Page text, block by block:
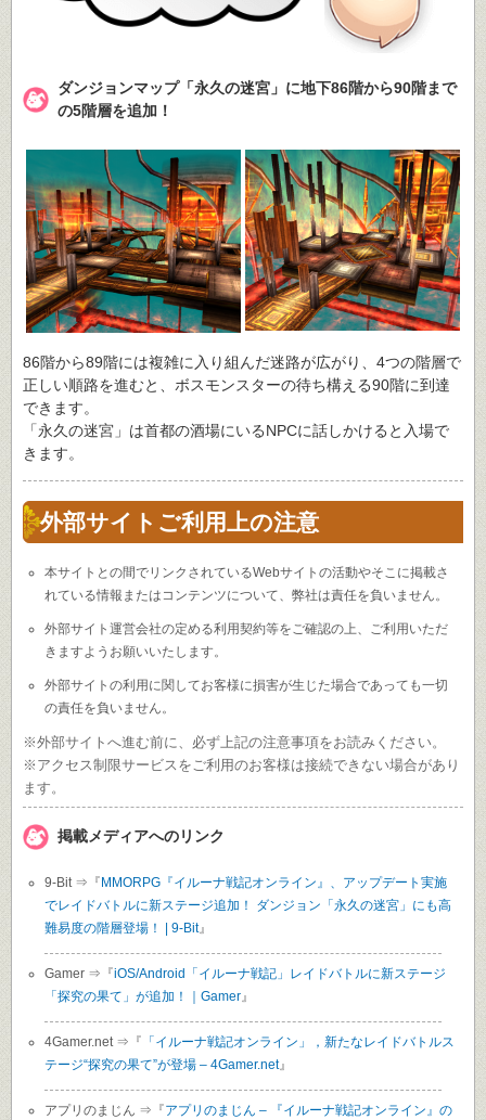
ダンジョンマップ「永久の迷宮」に地下86階から90階まで
の5階層を追加！
86階から89階には複雑に入り組んだ迷路が広がり、4つの階層で
正しい順路を進むと、ボスモンスターの待ち構える90階に到達
できます。
「永久の迷宮」は首都の酒場にいるNPCに話しかけると入場で
きます。
外部サイトご利用上の注意
本サイトとの間でリンクされているWebサイトの活動やそこに掲載さ
れている情報またはコンテンツについて、弊社は責任を負いません。
外部サイト運営会社の定める利用契約等をご確認の上、ご利用いただ
きますようお願いいたします。
外部サイトの利用に関してお客様に損害が生じた場合であっても一切
の責任を負いません。
※外部サイトへ進む前に、必ず上記の注意事項をお読みください。
※アクセス制限サービスをご利用のお客様は接続できない場合があり
ます。
掲載メディアへのリンク
9-Bit ⇒『 MMORPG『イルーナ戦記オンライン』、アップデート実施
でレイドバトルに新ステージ追加！ ダンジョン「永久の迷宮」にも高
難易度の階層登場！ | 9-Bit』
Gamer ⇒『iOS/Android「イルーナ戦記」レイドバトルに新ステージ
「探究の果て」が追加！｜Gamer』
4Gamer.net ⇒『 「イルーナ戦記オンライン」，新たなレイドバトルス
テージ“探究の果て”が登場 – 4Gamer.net』
アプリのまじん ⇒『アプリのまじん – 『イルーナ戦記オンライン』の